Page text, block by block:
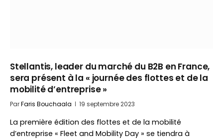
Stellantis, leader du marché du B2B en France,
sera présent à la « journée des flottes et de la
mobilité d’entreprise »
ParFaris Bouchaala 19 septembre 2023
La première édition des flottes et de la mobilité
d’entreprise « Fleet and Mobility Day » se tiendra à